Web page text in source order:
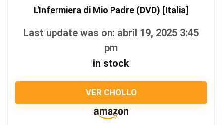
L'Infermiera di Mio Padre (DVD) [Italia]
Last update was on: abril 19, 2025 3:45
pm
in stock
VER CHOLLO